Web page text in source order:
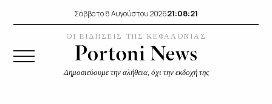
Σάββατο 8 Αυγούστου 202621:08:22
ΟΙ ΕΙΔΗΣΕΙΣ ΤΗΣ ΚΕΦΑΛΟΝΙΑΣ
Δημοσιεύουμε την αλήθεια, όχι την εκδοχή της